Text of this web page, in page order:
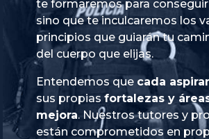
te formaremos para
sino que te inculcaremos los
principios que guiarán tu
del cuerpo que elijas.
Entendemos que cada
sus propias fortalezas y
mejora. Nuestros tutores y
están comprometidos en